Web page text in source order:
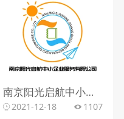
南京阳光启航中小企业有限公司
2021-12-18 1107